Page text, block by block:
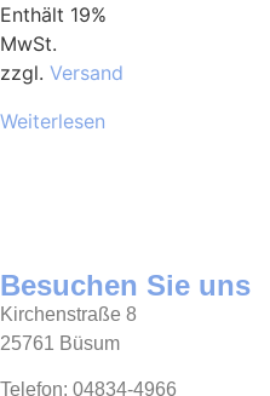
Enthält 19%
MwSt.
zzgl. Versand
Weiterlesen
Besuchen Sie uns
Kirchenstraße 8
25761 Büsum
Telefon: 04834-4966